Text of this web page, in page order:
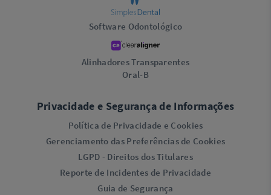
Software Odontológico
Alinhadores Transparentes
Oral-B
Privacidade e Segurança de Informações
Política de Privacidade e Cookies
Gerenciamento das Preferências de Cookies
LGPD - Direitos dos Titulares
Reporte de Incidentes de Privacidade
Guia de Segurança